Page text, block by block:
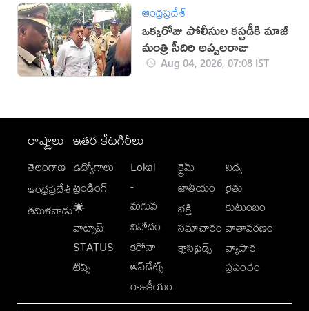
ఆంధ్రప్రదేశ్
ఒక్కరోజు పోలీసుల కస్టడీకి మాజీ
మంత్రి సీదిరి అప్పలరాజు
Aug 04, 2026, 07:08 IST
రాష్ట్రాలు
తెలంగాణ
ఆంధ్రప్రదేశ్
తమిళనాడు
ఇతర కేటగిరీలు
ఉద్యోగాలు
ట్రెండింగ్
🌟
వాట్సాప్
STATUS
టిప్స్
Lokal
-
మగువ
వినోదం
కరోనా
అప్‌డేట్స్
రాజకీయం
క్రైమ్
జాతీయం
భక్తి
సమాచారం
క్లాసిఫైడ్స్
విద్య
రైతు
కుటుంబం
వాతావరణం
వ్యాపార
ప్రపంచం